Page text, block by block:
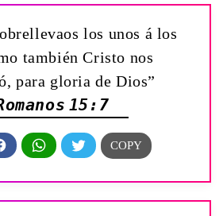
los unos á los
también Cristo nos
para gloria de Dios”
15:7